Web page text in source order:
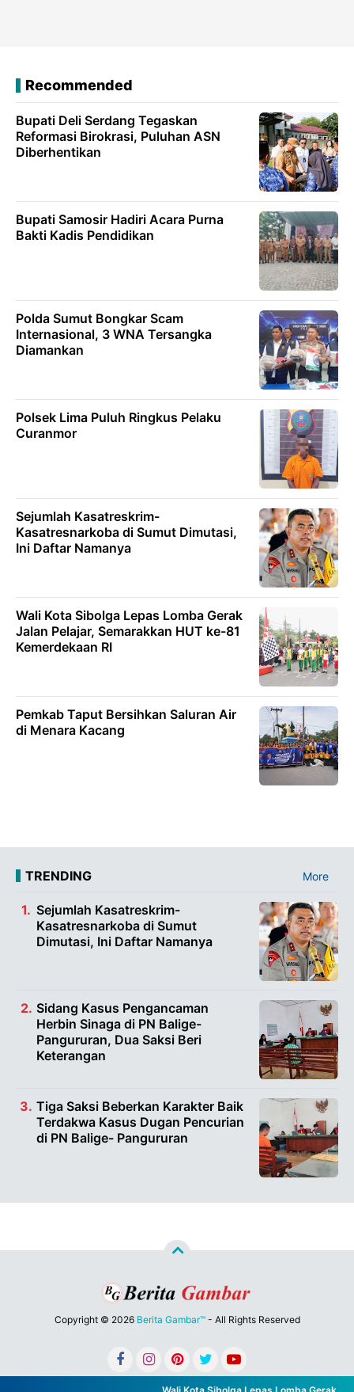
Recommended
Bupati Deli Serdang Tegaskan
Reformasi Birokrasi, Puluhan ASN
Diberhentikan
Bupati Samosir Hadiri Acara Purna
Bakti Kadis Pendidikan
Polda Sumut Bongkar Scam
Internasional, 3 WNA Tersangka
Diamankan
Polsek Lima Puluh Ringkus Pelaku
Curanmor
Sejumlah Kasatreskrim-
Kasatresnarkoba di Sumut Dimutasi,
Ini Daftar Namanya
Wali Kota Sibolga Lepas Lomba Gerak
Jalan Pelajar, Semarakkan HUT ke-81
Kemerdekaan RI
Pemkab Taput Bersihkan Saluran Air
di Menara Kacang
TRENDING More
Sejumlah Kasatreskrim-
Kasatresnarkoba di Sumut
Dimutasi, Ini Daftar Namanya
Sidang Kasus Pengancaman
Herbin Sinaga di PN Balige-
Pangururan, Dua Saksi Beri
Keterangan
Tiga Saksi Beberkan Karakter Baik
Terdakwa Kasus Dugan Pencurian
di PN Balige- Pangururan
Copyright © 2026 Berita Gambar™- All Rights Reserved